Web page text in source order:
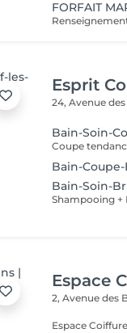
FORFAIT
Esprit
24, Avenue
Bain-Soin-
Bain-
Bain-Soin-
Shampooing +
Espace
2, Avenue des
Espace Coiffure est un